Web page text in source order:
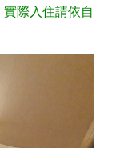
際入住請依自